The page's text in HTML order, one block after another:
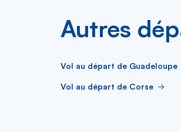
Autres
Vol au départ de Guadeloupe
Vol au départ de Corse